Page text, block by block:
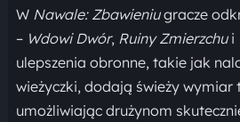
W Nawale: Zbawieniugracze
– Wdowi Dwór, Ruiny Zmierzchui
ulepszenia obronne, takie jak
wieżyczki, dodają świeży wymiar
umożliwiając drużynom